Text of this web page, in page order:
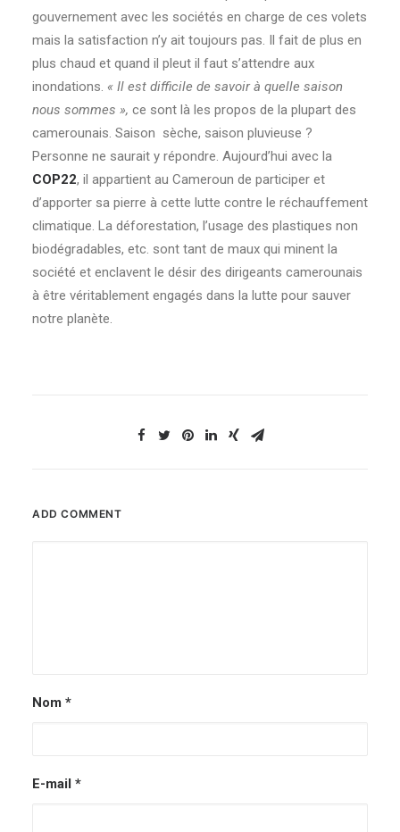
gouvernement avec les sociétés en charge de ces volets
mais la satisfaction n’y ait toujours pas. Il fait de plus en
plus chaud et quand il pleut il faut s’attendre aux
inondations. « Il est difficile de savoir à quelle saison
nous sommes », ce sont là les propos de la plupart des
camerounais. Saison sèche, saison pluvieuse ?
Personne ne saurait y répondre. Aujourd’hui avec la
COP22, il appartient au Cameroun de participer et
d’apporter sa pierre à cette lutte contre le réchauffement
climatique. La déforestation, l’usage des plastiques non
biodégradables, etc. sont tant de maux qui minent la
société et enclavent le désir des dirigeants camerounais
à être véritablement engagés dans la lutte pour sauver
notre planète.
ADD COMMENT
Nom *
E-mail *